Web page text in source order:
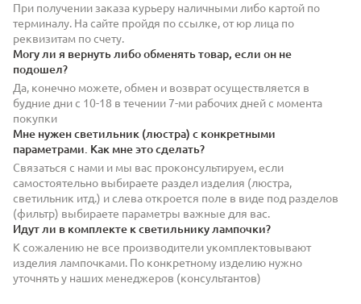
При получении заказа курьеру наличными либо картой по
терминалу. На сайте пройдя по ссылке, от юр лица по
реквизитам по счету.
Могу ли я вернуть либо обменять товар, если он не
подошел?
Да, конечно можете, обмен и возврат осуществляется в
будние дни с 10-18 в течении 7-ми рабочих дней с момента
покупки
Мне нужен светильник (люстра) с конкретными
параметрами. Как мне это сделать?
Связаться с нами и мы вас проконсультируем, если
самостоятельно выбираете раздел изделия (люстра,
светильник итд.) и слева откроется поле в виде под разделов
(фильтр) выбираете параметры важные для вас.
Идут ли в комплекте к светильнику лампочки?
К сожалению не все производители укомплектовывают
изделия лампочками. По конкретному изделию нужно
уточнять у наших менеджеров (консультантов)